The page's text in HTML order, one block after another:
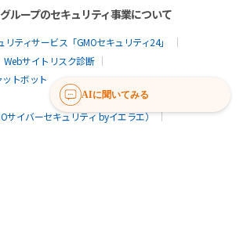
ループのセキュリティ事業について
ティサービス「GMOセキュリティ24」
Webサイトリスク診断
トボット
サイバーセキュリティ byイエラエ）
AIに聞いてみる